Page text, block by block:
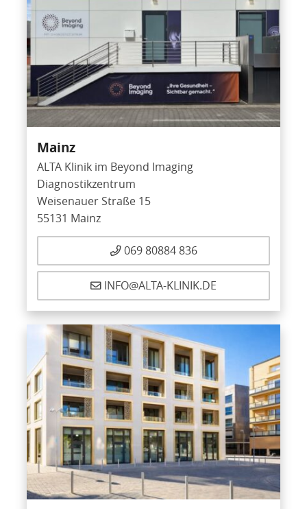
Mainz
ALTA Klinik im Beyond Imaging
Diagnostikzentrum
Weisenauer Straße 15
55131 Mainz
069 80884 836
INFO@ALTA-KLINIK.DE